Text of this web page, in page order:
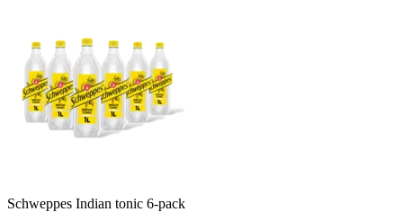
Schweppes Indian tonic 6-pack